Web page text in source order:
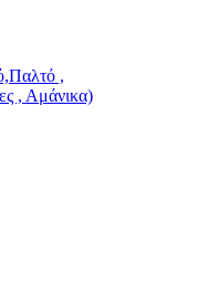
,
, Αμάνικα)